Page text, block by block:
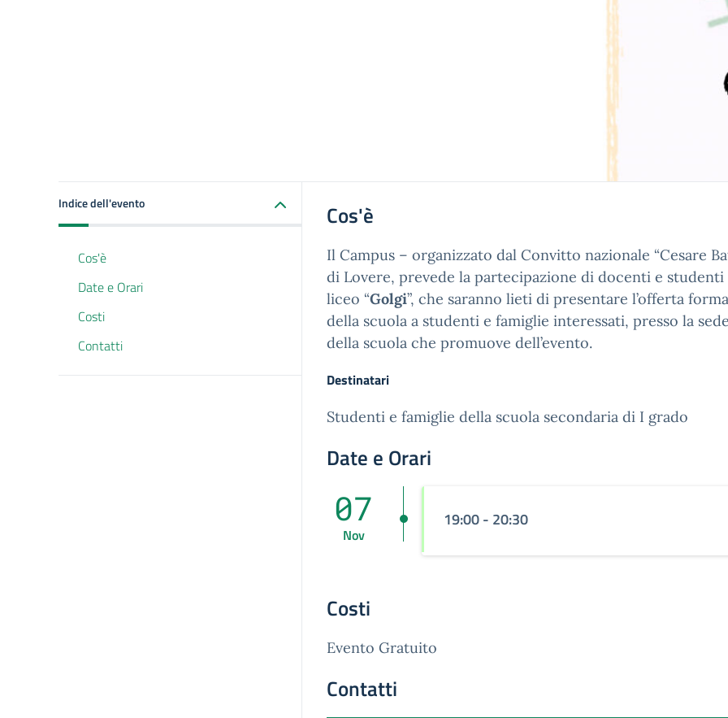
Indice dell'evento
Cos'è
Date e Orari
Costi
Contatti
Cos'è
Il Campus – organizzato dal Convitto nazionale “Cesare
di Lovere, prevede la partecipazione di docenti e studenti
liceo “Golgi”, che saranno lieti di presentare l’offerta
della scuola a studenti e famiglie interessati, presso la
della scuola che promuove dell’evento.
Destinatari
Studenti e famiglie della scuola secondaria di I grado
Date e Orari
19:00 - 20:30
07
Nov
Costi
Evento Gratuito
Contatti